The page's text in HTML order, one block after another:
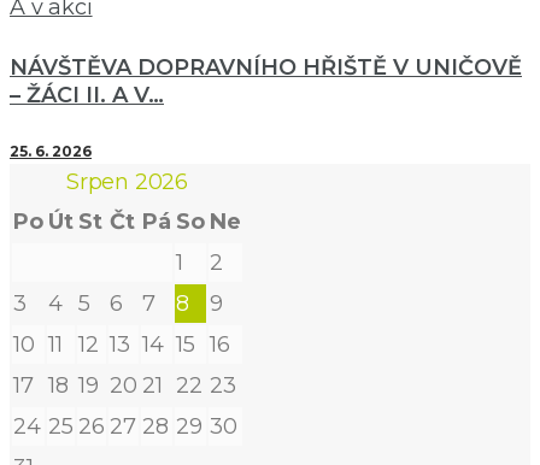
NÁVŠTĚVA DOPRAVNÍHO HŘIŠTĚ V UNIČOVĚ
– ŽÁCI II. A V…
25. 6. 2026
Srpen 2026
Po Út St Čt Pá So Ne
1
2
3
4 5 6 7 8
9
10 11 12 13 14 15 16
17 18 19 20 21 22 23
24 25 26 27 28 29 30